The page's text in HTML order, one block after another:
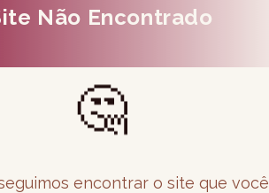
Não Encontrado
🤔
encontrar o site que você